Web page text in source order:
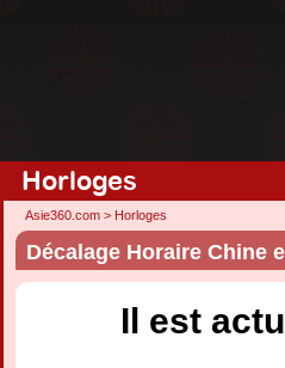
Horloges
Asie360.com > Horloges
Décalage Horaire Chine
Il est